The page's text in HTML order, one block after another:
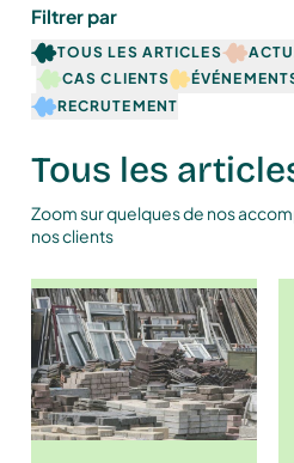
Filtrer par
TOUS LES ARTICLES
CAS CLIENTS
RECRUTEMENT
Tous les
Zoom sur quelques de nos
nos clients